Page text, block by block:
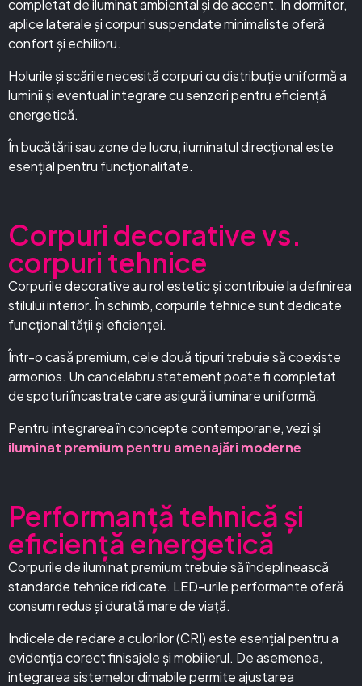
completat de iluminat ambiental și de accent. În dormitor,
aplice laterale și corpuri suspendate minimaliste oferă
confort și echilibru.
Holurile și scările necesită corpuri cu distribuție uniformă a
luminii și eventual integrare cu senzori pentru eficiență
energetică.
În bucătării sau zone de lucru, iluminatul direcțional este
esențial pentru funcționalitate.
Corpuri decorative vs.
corpuri tehnice
Corpurile decorative au rol estetic și contribuie la definirea
stilului interior. În schimb, corpurile tehnice sunt dedicate
funcționalității și eficienței.
Într-o casă premium, cele două tipuri trebuie să coexiste
armonios. Un candelabru statement poate fi completat
de spoturi încastrate care asigură iluminare uniformă.
Pentru integrarea în concepte contemporane, vezi și
iluminat premium pentru amenajări moderne
Performanță tehnică și
eficiență energetică
Corpurile de iluminat premium trebuie să îndeplinească
standarde tehnice ridicate. LED-urile performante oferă
consum redus și durată mare de viață.
Indicele de redare a culorilor (CRI) este esențial pentru a
evidenția corect finisajele și mobilierul. De asemenea,
integrarea sistemelor dimabile permite ajustarea